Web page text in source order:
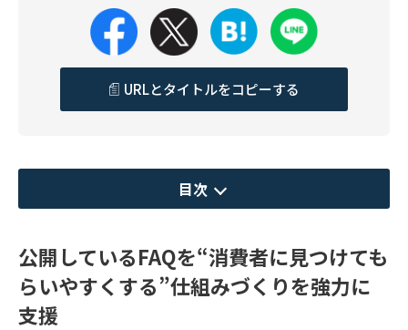
URLとタイトルをコピーする
目次
公開しているFAQを“消費者に見つけても
らいやすくする”仕組みづくりを強力に
支援